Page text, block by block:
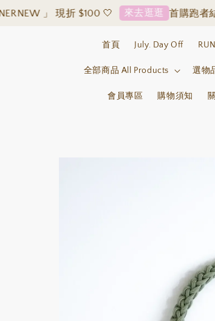
」 現折 $100 🤍 來去逛逛 首購跑者結帳
首頁 July. Day Off
全部商品 All Products 選物
會員專區 購物須知